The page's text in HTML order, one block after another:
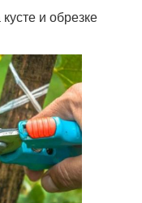
и обрезке